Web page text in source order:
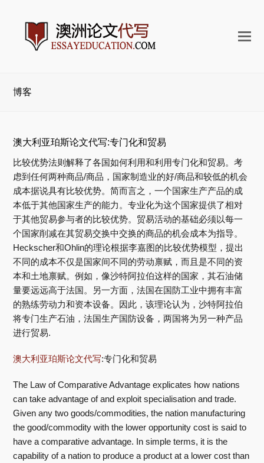
打
博客
澳大利亚珀斯论文代写:专门化和贸易
比较优势法则解释了各国如何利用和利用专门化和贸易。考
虑到任何两种商品/商品，国家制造业的好/商品和较低的机会
成本据说具有比较优势。简而言之，一个国家生产产品的成
本低于其他国家生产的能力。专业化为这个国家提供了相对
于其他贸易参与者的比较优势。贸易活动的基础必须以每一
个国家削减在其贸易交换中交换的商品的机会成本为指导。
Heckscher和Ohlin的理论根据李嘉图的比较优势模型，提出
不同的成本不仅是国家间不同的劳动禀赋，而且是不同的资
本和土地禀赋。例如，像沙特阿拉伯这样的国家，其石油储
量要远远高于法国。另一方面，法国在国防工业中拥有丰富
的熟练劳动力和资本设备。因此，该理论认为，沙特阿拉伯
将专门生产石油，法国生产国防设备，两国将为另一种产品
进行贸易.
澳大利亚珀斯论文代写:专门化和贸易
The Law of Comparative Advantage explicates how nations
can take advantage of and exploit specialisation and trade.
Given any two goods/commodities, the nation manufacturing
the good/commodity with the lower opportunity cost is said to
have a comparative advantage. In simple terms, it is the
capability of a nation to produce a product at a lower cost than